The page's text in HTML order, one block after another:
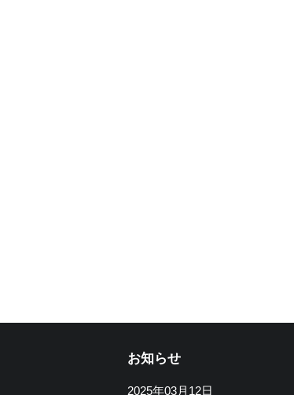
お知らせ
2025年03月12日